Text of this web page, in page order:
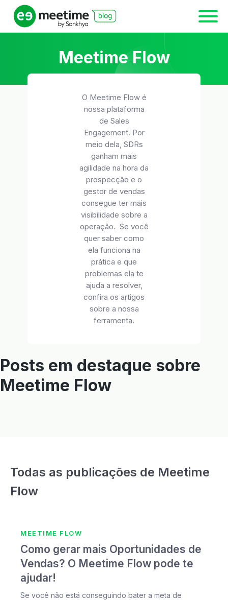
Meetime Flow
O Meetime Flow é
nossa plataforma
de Sales
Engagement. Por
meio dela, SDRs
ganham mais
agilidade na hora da
prospecção e o
gestor de vendas
consegue ter mais
visibilidade sobre a
operação. Se você
quer saber como
ela funciona na
prática e que
problemas ela te
ajuda a resolver,
confira os artigos
sobre a nossa
ferramenta.
Posts em destaque sobre
Meetime Flow
Todas as publicações de Meetime
Flow
MEETIME FLOW
Como gerar mais Oportunidades de
Vendas? O Meetime Flow pode te
ajudar!
Se você não está conseguindo bater a meta de